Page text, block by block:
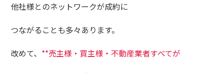
他社様とのネットワークが成約に
つながることも多々あります。
改めて、 **売主様・買主様・不動産業者すべてが